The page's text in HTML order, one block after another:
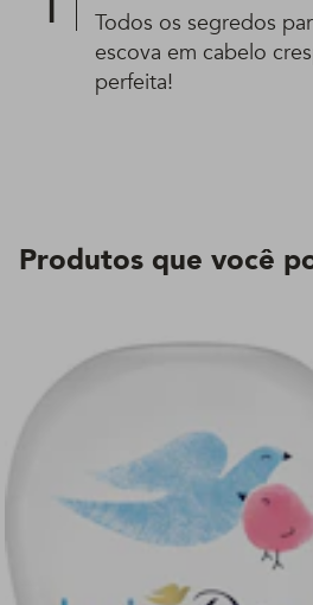
Todos os segredos
escova em cabelo
perfeita!
Produtos que você